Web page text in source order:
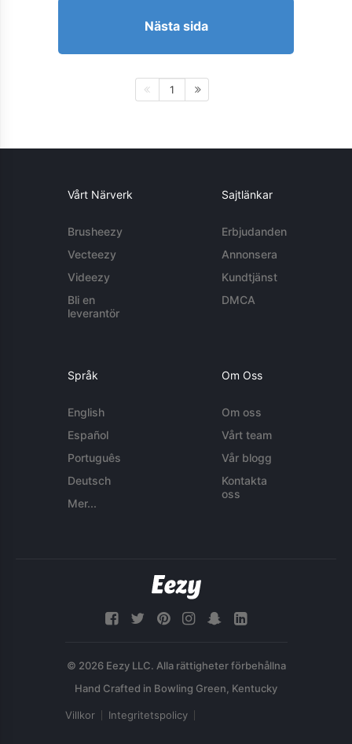
Nästa sida
1
Vårt Närverk
Brusheezy
Vecteezy
Videezy
Bli en
leverantör
Sajtlänkar
Erbjudanden
Annonsera
Kundtjänst
DMCA
Språk
English
Español
Português
Deutsch
Mer...
Om Oss
Om oss
Vårt team
Vår blogg
Kontakta
oss
© 2026 Eezy LLC. Alla rättigheter förbehållna
Villkor Integritetspolicy